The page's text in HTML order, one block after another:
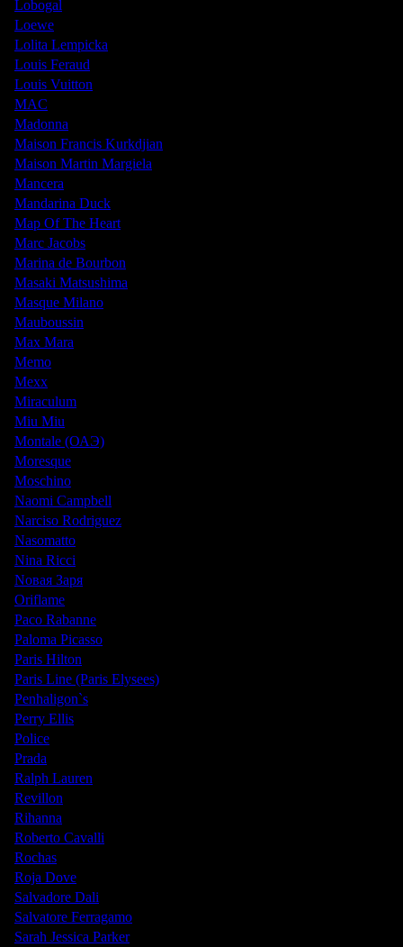
Lobogal
Loewe
Lolita Lempicka
Louis Feraud
Louis Vuitton
MAC
Madonna
Maison Francis Kurkdjian
Maison Martin Margiela
Mancera
Mandarina Duck
Map Of The Heart
Marc Jacobs
Marina de Bourbon
Masaki Matsushima
Masque Milano
Mauboussin
Max Mara
Memo
Mexx
Miraculum
Miu Miu
Montale (ОАЭ)
Moresque
Moschino
Naomi Campbell
Narciso Rodriguez
Nasomatto
Nina Ricci
Nовая Заря
Oriflame
Paco Rabanne
Paloma Picasso
Paris Hilton
Paris Line (Paris Elysees)
Penhaligon`s
Perry Ellis
Police
Prada
Ralph Lauren
Revillon
Rihanna
Roberto Cavalli
Rochas
Roja Dove
Salvadore Dali
Salvatore Ferragamo
Sarah Jessica Parker